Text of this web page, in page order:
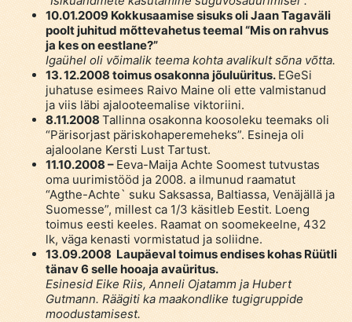
10.01.2009 Kokkusaamise sisuks oli Jaan Tagaväli
poolt juhitud mõttevahetus teemal “Mis on rahvus
ja kes on eestlane?”
Igaühel oli võimalik teema kohta avalikult sõna võtta.
13. 12.2008 toimus osakonna jõuluüritus.EGeSi
juhatuse esimees Raivo Maine oli ette valmistanud
ja viis läbi ajalooteemalise viktoriini.
8.11.2008Tallinna osakonna koosoleku teemaks oli
“Pärisorjast päriskohaperemeheks”. Esineja oli
ajaloolane Kersti Lust Tartust.
11.10.2008 –Eeva-Maija Achte Soomest tutvustas
oma uurimistööd ja 2008. a ilmunud raamatut
“Agthe-Achte` suku Saksassa, Baltiassa, Venäjällä ja
Suomesse”, millest ca 1/3 käsitleb Eestit. Loeng
toimus eesti keeles. Raamat on soomekeelne, 432
lk, väga kenasti vormistatud ja soliidne.
13.09.2008 Laupäeval toimus endises kohas Rüütli
tänav 6 selle hooaja avaüritus.
Esinesid Eike Riis, Anneli Ojatamm ja Hubert
Gutmann. Räägiti ka maakondlike tugigruppide
moodustamisest.